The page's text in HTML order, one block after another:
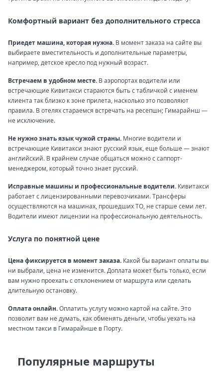
Комфортный вариант без дополнительного стресса
Приедет машина, которая нужна. В момент заказа на сайте вы
выбираете вместительность и дополнительные параметры,
например, детское кресло под нужный возраст.
Встречаем в удобном месте. В аэропортах водители или
встречающие Кивитакси стараются быть с табличкой с именем
клиента так близко к зоне прилета, насколько это позволяют
правила. В отелях стараемся встречать на ресепшн; Гимарайнш —
не исключение.
Не нужно знать язык чужой страны. Многие водители и
встречающие Кивитакси знают русский язык, еще больше — знают
английский. В крайнем случае общаться можно с саппорт-
менеджером, который точно знает русский.
Исправные машины и профессиональные водители. Кивитакси
работает с лицензированными перевозчиками. Трансферы
осуществляются на машинах, прошедших ТО, не старше семи лет.
Водители имеют лицензии на профессиональную деятельность.
Услуга по понятной цене
Цена фиксируется в момент заказа. Какой бы вариант оплаты вы
ни выбрали, цена не изменится. Доплата может быть только, если
вам нужно проехать с отклонением от маршрута или сделать
длительную остановку.
Оплата онлайн.Оплатить услугу можно картой на сайте. Это
позволит вам не думать, как обменять деньги, чтобы уехать на
местном такси в Гимарайнше в Порту.
Популярные маршруты